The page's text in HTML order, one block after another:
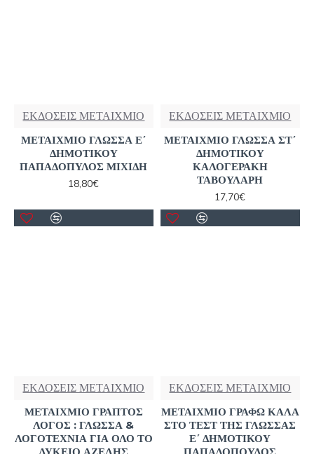
ΕΚΔΟΣΕΙΣ ΜΕΤΑΙΧΜΙΟ
ΜΕΤΑΙΧΜΙΟ ΓΛΩΣΣΑ Ε΄
ΔΗΜΟΤΙΚΟΥ
ΠΑΠΑΔΟΠΥΛΟΣ ΜΙΧΙΔΗ
18,80€
ΕΚΔΟΣΕΙΣ ΜΕΤΑΙΧΜΙΟ
ΜΕΤΑΙΧΜΙΟ ΓΛΩΣΣΑ ΣΤ΄
ΔΗΜΟΤΙΚΟΥ
ΚΑΛΟΓΕΡΑΚΗ
ΤΑΒΟΥΛΑΡΗ
17,70€
ΕΚΔΟΣΕΙΣ ΜΕΤΑΙΧΜΙΟ
ΜΕΤΑΙΧΜΙΟ ΓΡΑΠΤΟΣ
ΛΟΓΟΣ : ΓΛΩΣΣΑ &
ΛΟΓΟΤΕΧΝΙΑ ΓΙΑ ΟΛΟ ΤΟ
ΕΚΔΟΣΕΙΣ ΜΕΤΑΙΧΜΙΟ
ΜΕΤΑΙΧΜΙΟ ΓΡΑΦΩ ΚΑΛΑ
ΣΤΟ ΤΕΣΤ ΤΗΣ ΓΛΩΣΣΑΣ
Ε΄ ΔΗΜΟΤΙΚΟΥ